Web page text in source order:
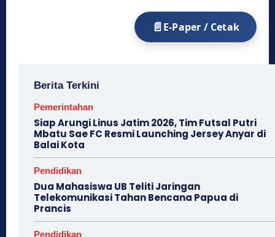
E-Paper / Cetak
Berita Terkini
Pemerintahan
Siap Arungi Linus Jatim 2026, Tim Futsal Putri
Mbatu Sae FC Resmi Launching Jersey Anyar di
Balai Kota
Pendidikan
Dua Mahasiswa UB Teliti Jaringan
Telekomunikasi Tahan Bencana Papua di
Prancis
Pendidikan